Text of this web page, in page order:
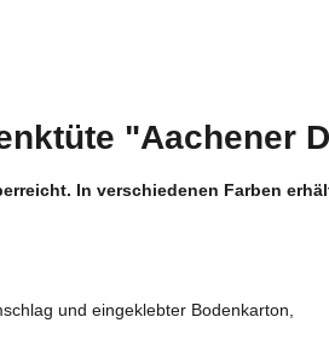
"Aachener
In verschiedenen Farben
und eingeklebter Bodenkarton,